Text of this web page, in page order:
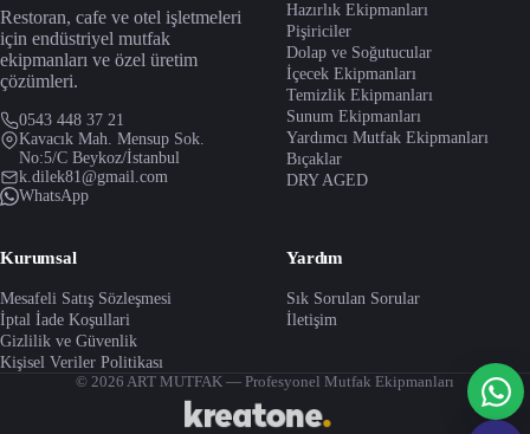
Restoran, cafe ve otel işletmeleri
için endüstriyel mutfak
ekipmanları ve özel üretim
çözümleri.
0543 448 37 21
Kavacık Mah. Mensup Sok.
No:5/C Beykoz/İstanbul
k.dilek81@gmail.com
WhatsApp
Hazırlık Ekipmanları
Pişiriciler
Dolap ve Soğutucular
İçecek Ekipmanları
Temizlik Ekipmanları
Sunum Ekipmanları
Yardımcı Mutfak Ekipmanları
Bıçaklar
DRY AGED
Kurumsal
Mesafeli Satış Sözleşmesi
İptal İade Koşullari
Gizlilik ve Güvenlik
Kişisel Veriler Politikası
Yardım
Sık Sorulan Sorular
İletişim
© 2026 ART MUTFAK — Profesyonel Mutfak Ekipmanları